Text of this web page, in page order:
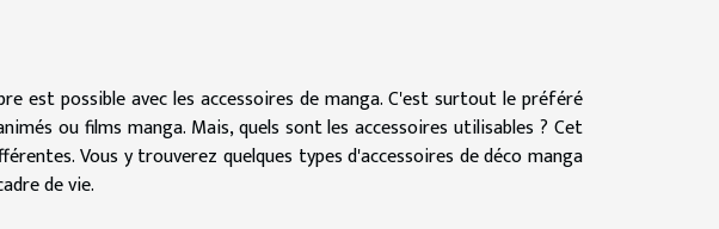
est possible avec les accessoires de manga. C'est surtout le préféré
ou films manga. Mais, quels sont les accessoires utilisables ? Cet
Vous y trouverez quelques types d'accessoires de déco manga
de vie.